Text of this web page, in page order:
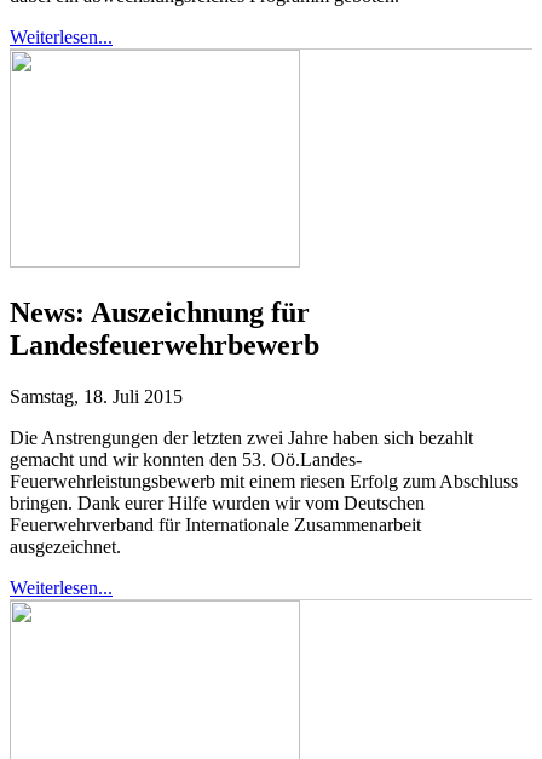
Weiterlesen...
News: Auszeichnung für
Landesfeuerwehrbewerb
Samstag, 18. Juli 2015
Die Anstrengungen der letzten zwei Jahre haben sich bezahlt
gemacht und wir konnten den 53. Oö.Landes-
Feuerwehrleistungsbewerb mit einem riesen Erfolg zum Abschluss
bringen. Dank eurer Hilfe wurden wir vom Deutschen
Feuerwehrverband für Internationale Zusammenarbeit
ausgezeichnet.
Weiterlesen...